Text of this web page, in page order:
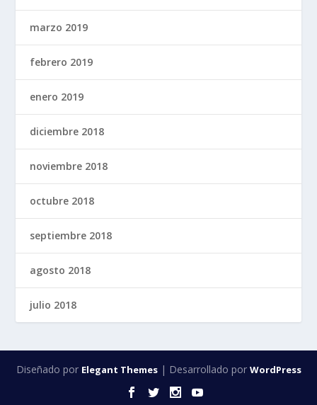
marzo 2019
febrero 2019
enero 2019
diciembre 2018
noviembre 2018
octubre 2018
septiembre 2018
agosto 2018
julio 2018
Diseñado por Elegant Themes| Desarrollado por WordPress